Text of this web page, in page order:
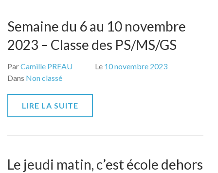
Semaine du 6 au 10 novembre
2023 – Classe des PS/MS/GS
ParCamille PREAU Le 10 novembre 2023
Dans Non classé
LIRE LA SUITE
Le jeudi matin, c’est école dehors